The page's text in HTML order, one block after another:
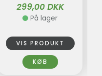
299,00 DKK
På lager
VIS PRODUKT
KØB